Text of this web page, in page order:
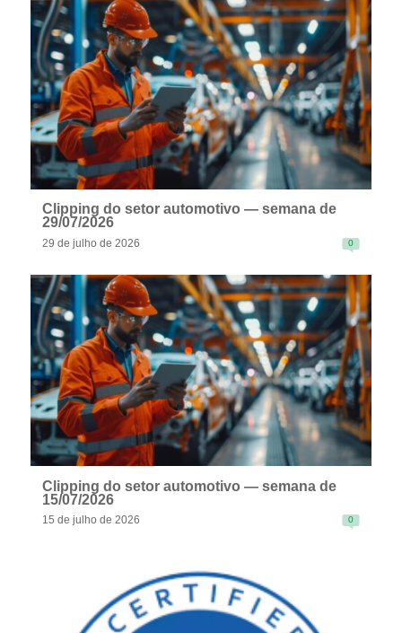
READ MORE
READ MORE
Clipping do setor automotivo — semana de
29/07/2026
29 de julho de 2026 0
Clipping do setor automotivo — semana de
15/07/2026
15 de julho de 2026 0